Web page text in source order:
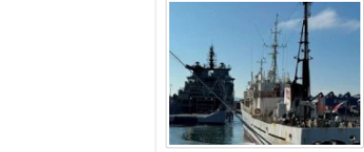
gün boyunca yelken coşkusuyla
buluşturacak organizasyonun ilk
gününde 9 tekne rüzgârla buluştu.